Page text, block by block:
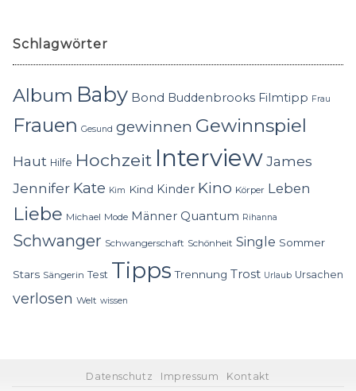
Schlagwörter
Album Baby Bond Buddenbrooks Filmtipp Frau
Frauen Gesund gewinnen Gewinnspiel
Haut Hilfe Hochzeit InterviewJames
Jennifer Kate Kim Kind Kinder Kino Körper Leben
Liebe Michael Mode Männer Quantum Rihanna
Schwanger Schwangerschaft Schönheit Single Sommer
Stars Sängerin Test Tipps Trennung Trost Urlaub Ursachen
verlosen Welt wissen
Datenschutz Impressum Kontakt